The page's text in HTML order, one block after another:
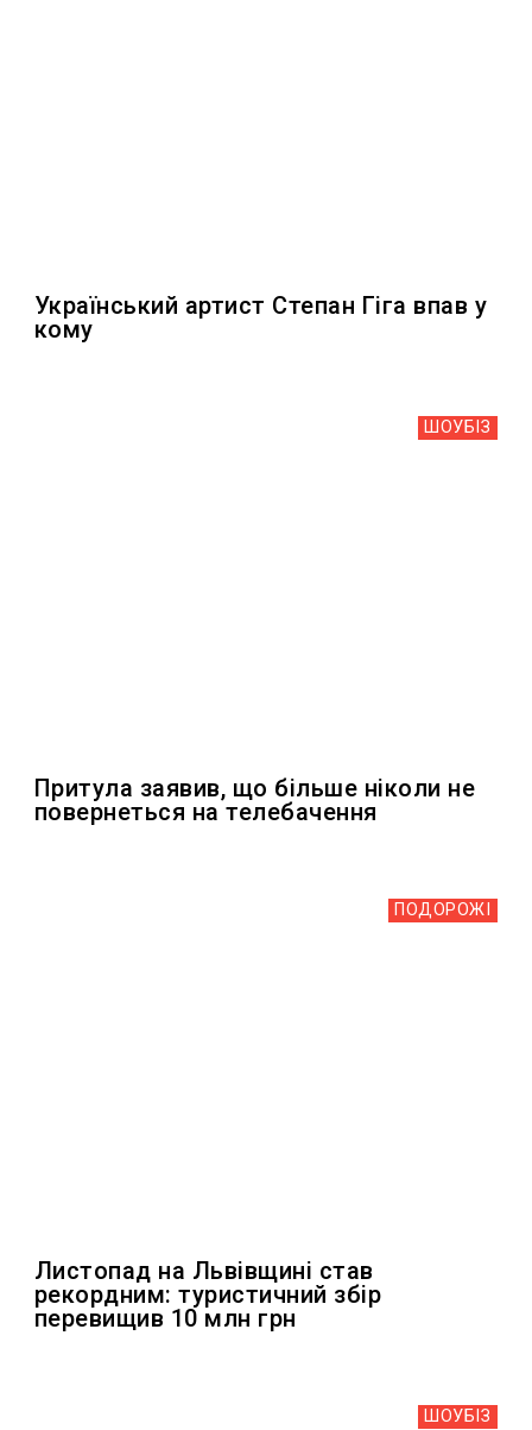
Український артист Степан Гіга впав у
кому
ШОУБIЗ
Притула заявив, що більше ніколи не
повернеться на телебачення
ПОДОРОЖІ
Листопад на Львівщині став
рекордним: туристичний збір
перевищив 10 млн грн
ШОУБIЗ